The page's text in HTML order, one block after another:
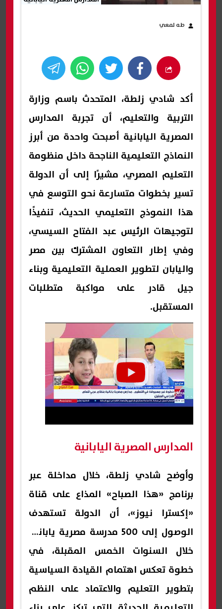
طه لمعي
أكد شادي زلطة، المتحدث باسم وزارة
التربية والتعليم، أن تجربة المدارس
المصرية اليابانية أصبحت واحدة من أبرز
النماذج التعليمية الناجحة داخل منظومة
التعليم المصري، مشيرًا إلى أن الدولة
تسير بخطوات متسارعة نحو التوسع في
هذا النموذج التعليمي الحديث، تنفيذًا
لتوجيهات الرئيس عبد الفتاح السيسي،
وفي إطار التعاون المشترك بين مصر
واليابان لتطوير العملية التعليمية وبناء
جيل قادر على مواكبة متطلبات
المستقبل.
المدارس المصرية اليابانية
وأوضح شادي زلطة، خلال مداخلة عبر
برنامج «هذا الصباح» المذاع على قناة
«إكسترا نيوز»، أن الدولة تستهدف
الوصول إلى 500 مدرسة مصرية يابانية
خلال السنوات الخمس المقبلة، في
خطوة تعكس اهتمام القيادة السياسية
بتطوير التعليم والاعتماد على النظم